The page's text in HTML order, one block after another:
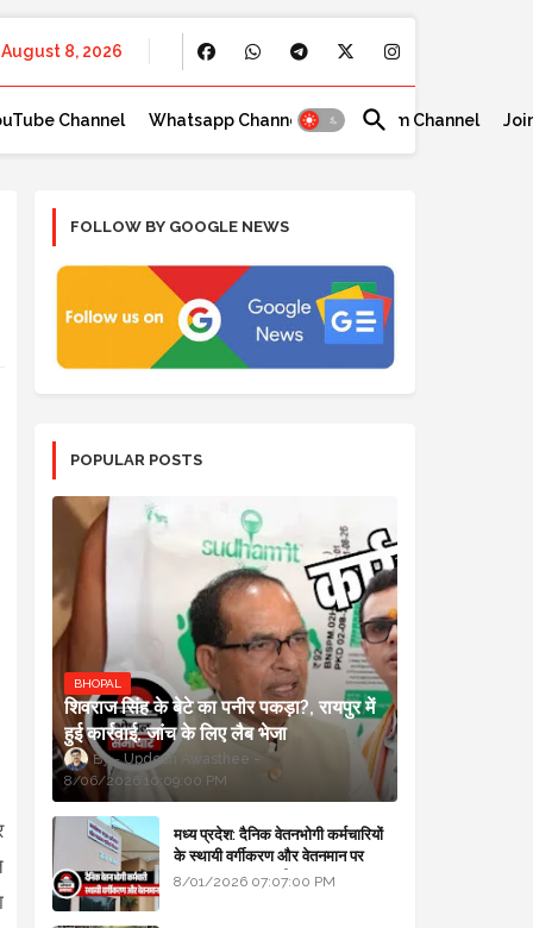
August 8, 2026
Channel Whatsapp Channel Telegram Channel
FOLLOW BY GOOGLE NEWS
POPULAR POSTS
BHOPAL
शिवराज सिंह के बेटे का पनीर पकड़ा?, रायपुर में
हुई कार्रवाई, जांच के लिए लैब भेजा
Updesh Awasthee
8/06/2026 10:09:00 PM
मध्य प्रदेश: दैनिक वेतनभोगी कर्मचारियों
के स्थायी वर्गीकरण और वेतनमान पर
सरकार का बड़ा स्पष्टीकरण
8/01/2026 07:07:00 PM